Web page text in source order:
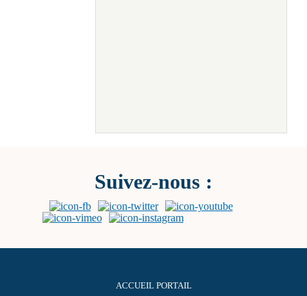
Suivez-nous :
ACCUEIL PORTAIL